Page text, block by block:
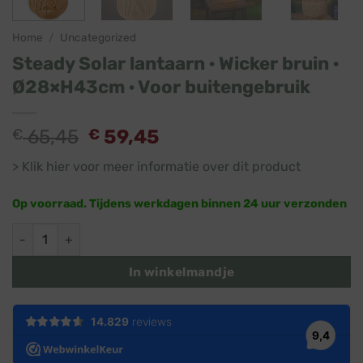
Home Uncategorized
Steady Solar lantaarn · Wicker bruin ·
Ø28×H43cm · Voor buitengebruik
€65,45 Oorspronkelijke
was:
€ 65,45.
€ 59,45
is:
€ 59,45.
> Klik hier voor meer informatie over dit product
Op voorraad. Tijdens werkdagen binnen 24 uur verzonden
Steady Solar lantaarn · Wicker bruin · Ø28×H43cm · Voor
In winkelmandje